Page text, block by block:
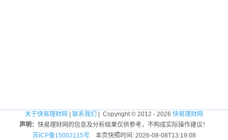
关于快易理财网 联系我们 | Copyright © 2012 - 2026 快易理财网
声明： 快易理财网的信息及分析结果仅供参考，不构成实际操作建议！
苏ICP备15002115号本页快照时间: 2026-08-08T13:19:08